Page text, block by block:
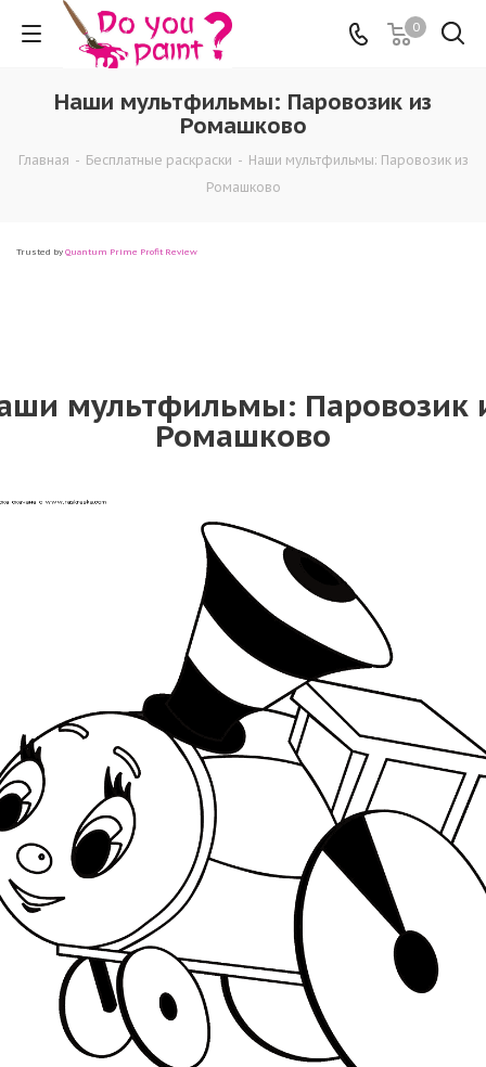
0
Наши мультфильмы: Паровозик из
Ромашково
Главная - Бесплатные раскраски - Наши мультфильмы: Паровозик из
Ромашково
Trusted by Quantum Prime Profit Review
мультфильмы: Паровозик
Ромашково